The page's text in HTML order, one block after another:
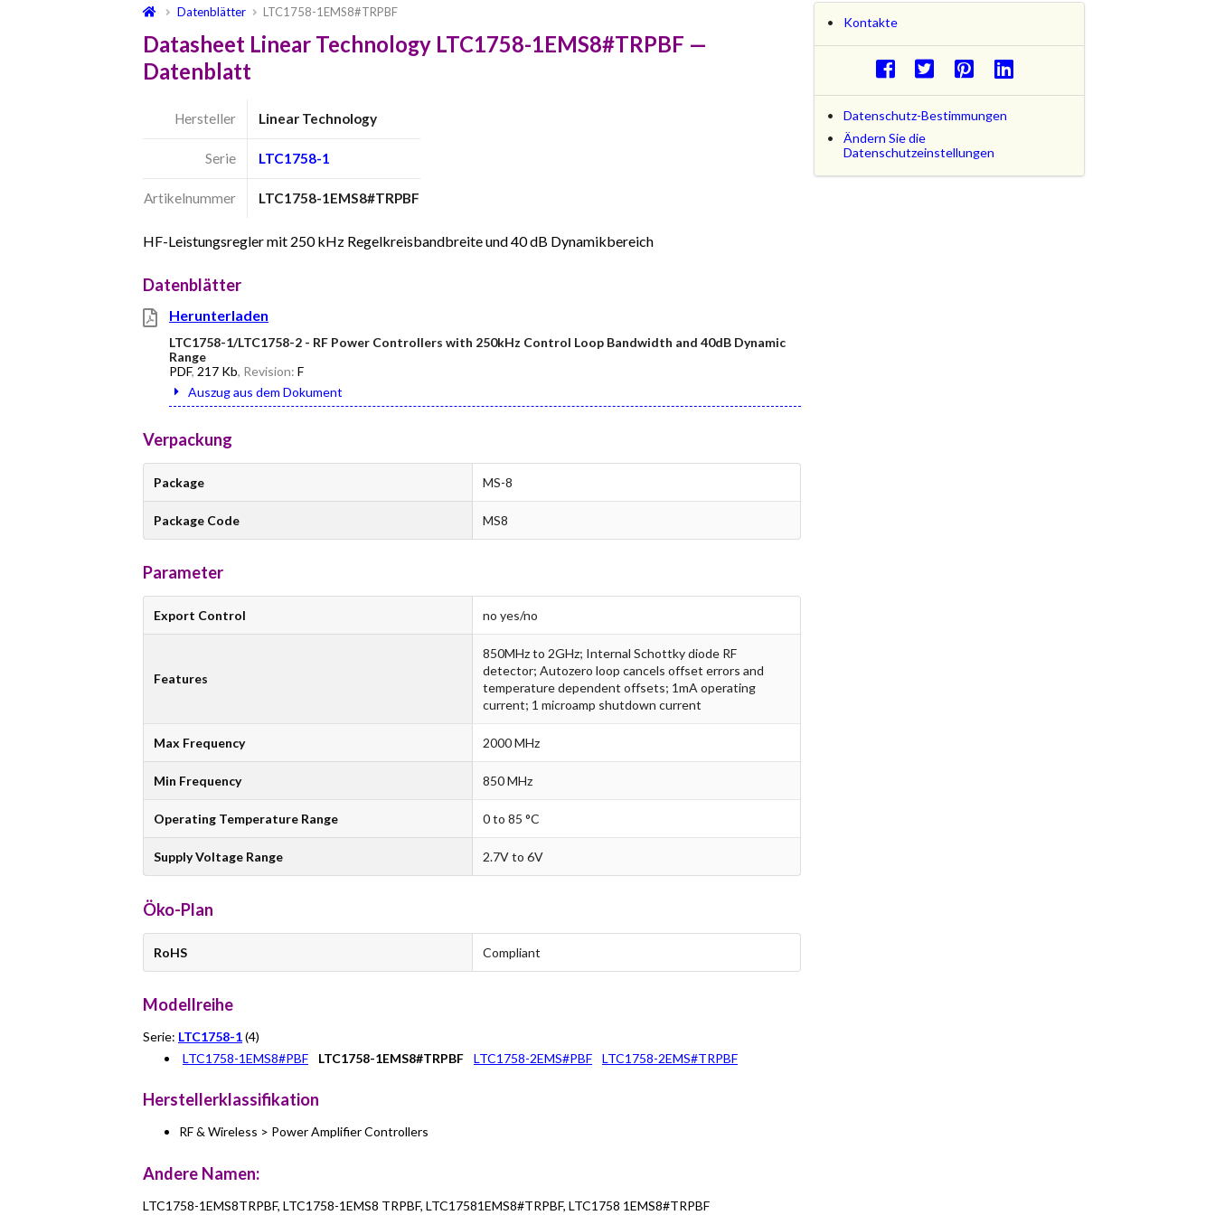
Datenblätter LTC1758-1EMS8#TRPBF
Datasheet Linear Technology LTC1758-1EMS8#TRPBF —
Datenblatt
Hersteller Linear Technology
Serie LTC1758-1
Artikelnummer LTC1758-1EMS8#TRPBF
HF-Leistungsregler mit 250 kHz Regelkreisbandbreite und 40 dB Dynamikbereich
Datenblätter
Herunterladen
LTC1758-1/LTC1758-2 - RF Power Controllers with 250kHz Control Loop Bandwidth and 40dB Dynamic
Range
PDF, 217 Kb, Revision: F
Auszug aus dem Dokument
Verpackung
Package MS-8
Package Code MS8
Parameter
Export Control no yes/no
Features
850MHz to 2GHz; Internal Schottky diode RF
detector; Autozero loop cancels offset errors and
temperature dependent offsets; 1mA operating
current; 1 microamp shutdown current
Max Frequency 2000 MHz
Min Frequency 850 MHz
Operating Temperature Range 0 to 85 °C
Supply Voltage Range 2.7V to 6V
Öko-Plan
RoHS Compliant
Modellreihe
Serie: LTC1758-1(4)
LTC1758-1EMS8#PBF
LTC1758-1EMS8#TRPBF LTC1758-2EMS#PBF LTC1758-2EMS#TRPBF
Herstellerklassifikation
RF & Wireless > Power Amplifier Controllers
Andere Namen:
LTC1758-1EMS8TRPBF, LTC1758-1EMS8 TRPBF, LTC17581EMS8#TRPBF, LTC1758 1EMS8#TRPBF
Kontakte
Datenschutz-Bestimmungen
Ändern Sie die
Datenschutzeinstellungen